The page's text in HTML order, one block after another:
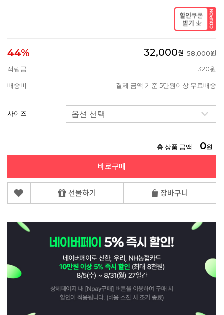
44% 32,000원 58,000원
적립금
320원
배송비 결제 금액 기준 5만원이상 무료배송
사이즈
총 상품 금액 0원
바로구매
선물하기 장바구니